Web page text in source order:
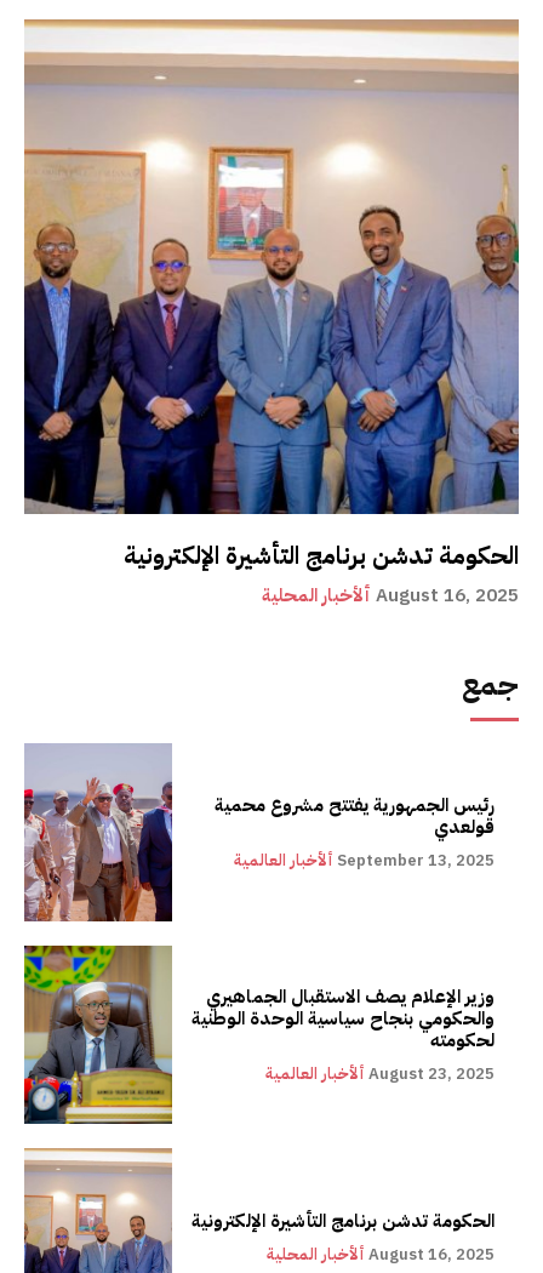
الحكومة تدشن برنامج التأشيرة الإلكترونية
ألأخبار المحلية August 16, 2025
جمع
رئيس الجمهورية يفتتح مشروع محمية
قولعدي
ألأخبار العالمية September 13, 2025
وزير الإعلام يصف الاستقبال الجماهيري
والحكومي بنجاح سياسية الوحدة الوطنية
لحكومته
ألأخبار العالمية August 23, 2025
الحكومة تدشن برنامج التأشيرة الإلكترونية
ألأخبار المحلية August 16, 2025